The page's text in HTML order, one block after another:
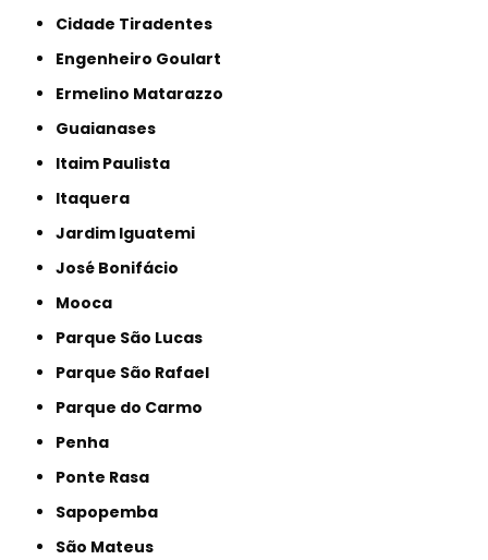
Cidade Tiradentes
Engenheiro Goulart
Ermelino Matarazzo
Guaianases
Itaim Paulista
Itaquera
Jardim Iguatemi
José Bonifácio
Mooca
Parque São Lucas
Parque São Rafael
Parque do Carmo
Penha
Ponte Rasa
Sapopemba
São Mateus